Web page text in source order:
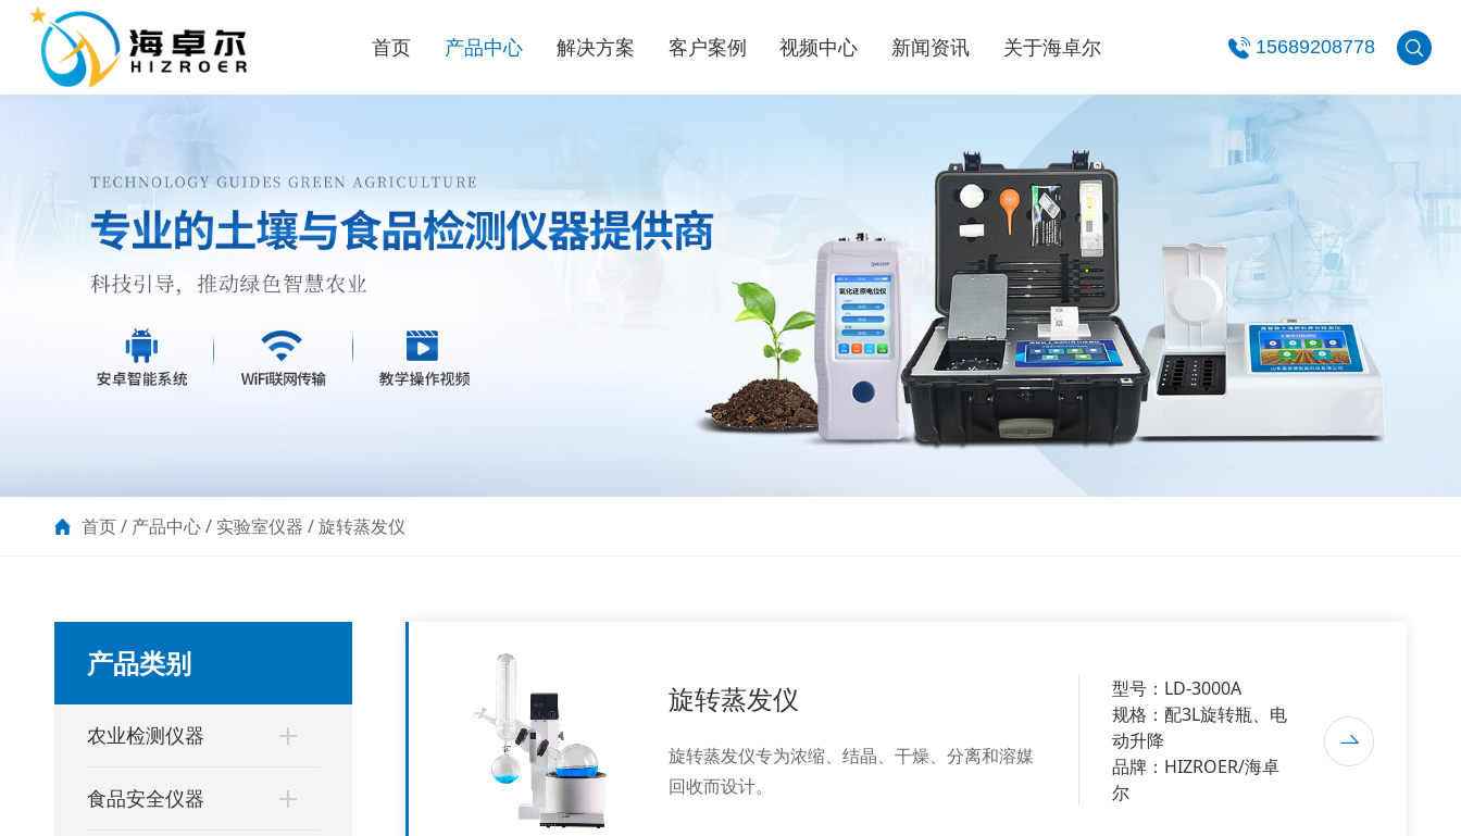
首页 产品中心 解决方案 客户案例 视频中心 新闻资讯 关于海卓尔 15689208778
首页/ 产品中心/ 实验室仪器 /旋转蒸发仪
产品类别
农业检测仪器
食品安全仪器
旋转蒸发仪
旋转蒸发仪专为浓缩、结晶、干燥、分离和溶媒
回收而设计。
型号：LD-3000A
规格：配3L旋转瓶、电
动升降
品牌：HIZROER/海卓
尔